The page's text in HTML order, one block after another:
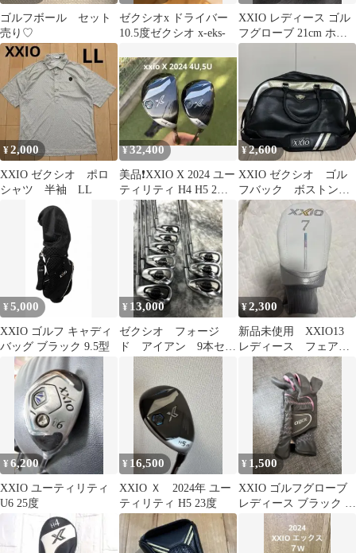
ゴルフボール セット
売り♡
ゼクシオx ドライバー
10.5度ゼクシオ x-eks-
XXIO レディース ゴル
フグローブ 21cm ホワ
イト/ネイビー
¥2,000
XXIO ゼクシオ ポロ
シャツ 半袖 LL
¥32,400
美品❗️XXIO X 2024 ユー
ティリティ H4 H5 2本
セッ SR
¥2,600
XXIO ゼクシオ ゴル
フバック ボストンバ
ック
¥5,000
XXIO ゴルフ キャディ
バッグ ブラック 9.5型
¥ 13,000
ゼクシオ フォージ
ド アイアン 9本セッ
ト スチール
¥2,300
新品未使用 XXIO13
レディース フェアウ
ェイ ヘッドカバー
7w ゼクシオ
¥6,200
XXIO ユーティリティ
U6 25度
¥ 16,500
XXIO Ｘ 2024年 ユー
ティリティ H5 23度
¥ 1,500
XXIO ゴルフグローブ
レディース ブラック ピ